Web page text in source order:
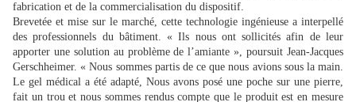
fabrication et de la commercialisation du dispositif.
Brevetée et mise sur le marché, cette technologie ingénieuse a interpellé
des professionnels du bâtiment. « Ils nous ont sollicités afin de leur
apporter une solution au problème de l’amiante », poursuit Jean-Jacques
Gerschheimer. « Nous sommes partis de ce que nous avions sous la main.
Le gel médical a été adapté, Nous avons posé une poche sur une pierre,
fait un trou et nous sommes rendus compte que le produit est en mesure